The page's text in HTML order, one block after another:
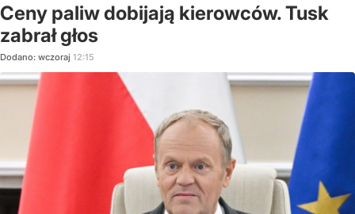
Ceny paliw dobijają kierowców. Tusk
zabrał głos
Dodano: wczoraj 12:15